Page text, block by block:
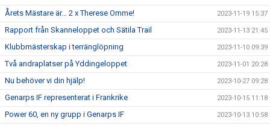
Årets Mästare är… 2 x Therese Omme! 2023-11-19 15:37
Rapport från Skanneloppet och Sätila Trail 2023-11-13 21:45
Klubbmästerskap i terränglöpning 2023-11-10 09:39
Två andraplatser på Yddingeloppet 2023-11-01 20:28
Nu behöver vi din hjälp! 2023-10-27 09:28
Genarps IF representerat i Frankrike 2023-10-15 11:18
Power 60, en ny grupp i Genarps IF 2023-10-13 10:58